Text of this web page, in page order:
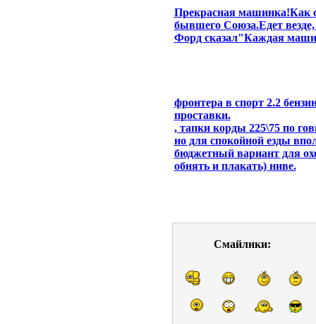
Прекрасная машинка!Как
бывшего Союза.Едет
Форд сказал"Каждая
фронтера в спорт 2.2
проставки.
, тапки корды 225\75 по
но для спокойной езды
бюджетный вариант для
обнять и плакать) ниве.
Смайлики: